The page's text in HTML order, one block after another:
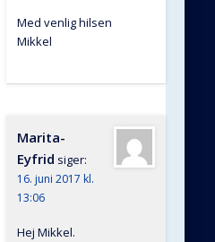
Med venlig hilsen
Mikkel
Marita-
Eyfrid siger:
16. juni 2017 kl.
13:06
Hej Mikkel.